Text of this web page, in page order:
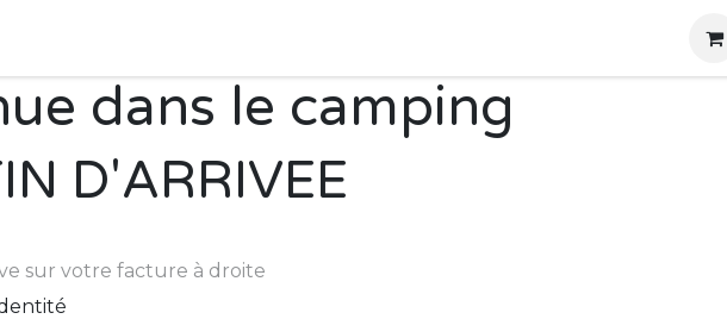
dans le camping
D'ARRIVEE